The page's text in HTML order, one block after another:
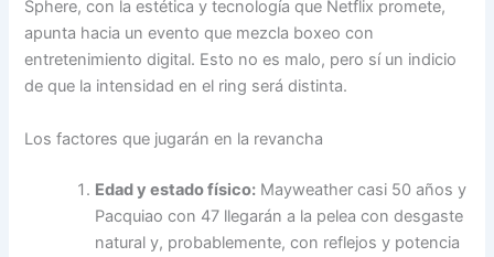
Sphere, con la estética y tecnología que Netflix promete,
apunta hacia un evento que mezcla boxeo con
entretenimiento digital. Esto no es malo, pero sí un indicio
de que la intensidad en el ring será distinta.
Los factores que jugarán en la revancha
Edad y estado físico: Mayweather casi 50 años y
Pacquiao con 47 llegarán a la pelea con desgaste
natural y, probablemente, con reflejos y potencia